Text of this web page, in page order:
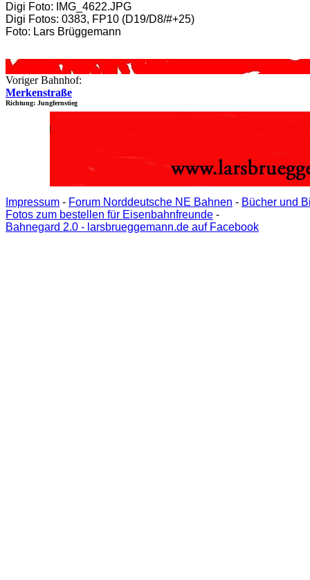
Digi Foto: IMG_4622.JPG
Digi Fotos: 0383, FP10 (D19/D8/#+25)
Foto: Lars Brüggemann
Voriger Bahnhof:
Merkenstraße
Richtung: Jungfernstieg
Impressum - Forum Norddeutsche NE Bahnen - Bücher und
Fotos zum bestellen für Eisenbahnfreunde -
Bahnegard 2.0 - larsbrueggemann.de auf Facebook